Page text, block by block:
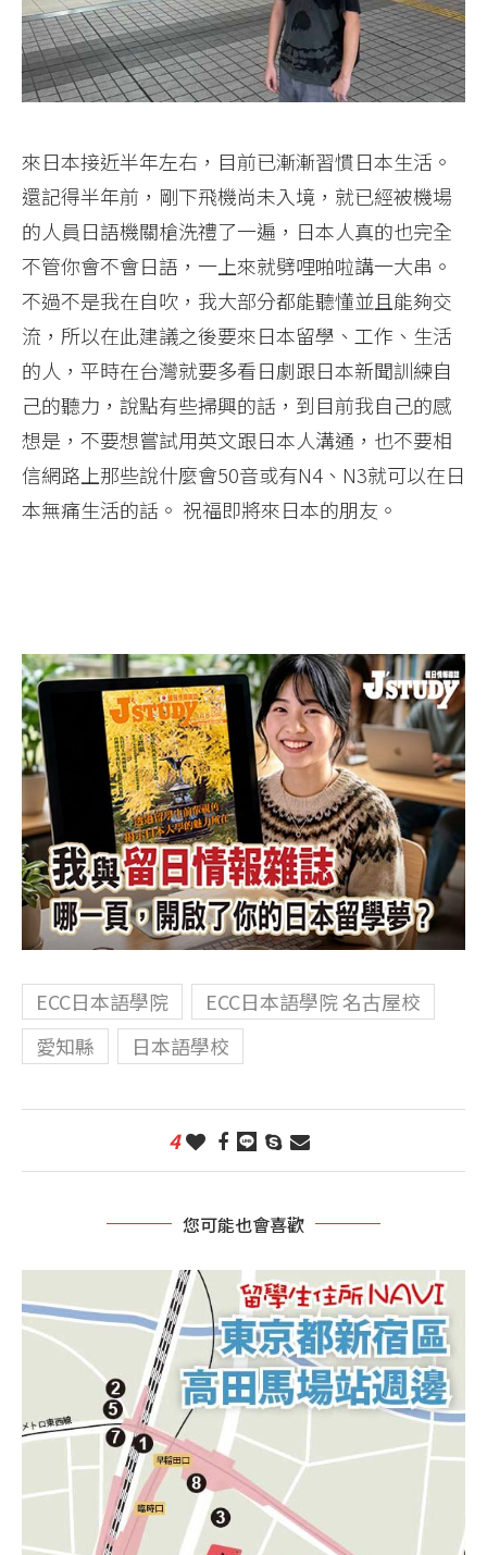
來日本接近半年左右，目前已漸漸習慣日本生活。
還記得半年前，剛下飛機尚未入境，就已經被機場
的人員日語機關槍洗禮了一遍，日本人真的也完全
不管你會不會日語，一上來就劈哩啪啦講一大串。
不過不是我在自吹，我大部分都能聽懂並且能夠交
流，所以在此建議之後要來日本留學、工作、生活
的人，平時在台灣就要多看日劇跟日本新聞訓練自
己的聽力，說點有些掃興的話，到目前我自己的感
想是，不要想嘗試用英文跟日本人溝通，也不要相
信網路上那些說什麼會50音或有N4、N3就可以在日
本無痛生活的話。 祝福即將來日本的朋友。
ECC日本語學院
ECC日本語學院 名古屋校
愛知縣
日本語學校
4
您可能也會喜歡